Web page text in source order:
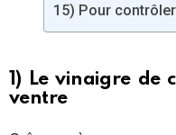
15) Pour
1) Le vinaigre de
ventre